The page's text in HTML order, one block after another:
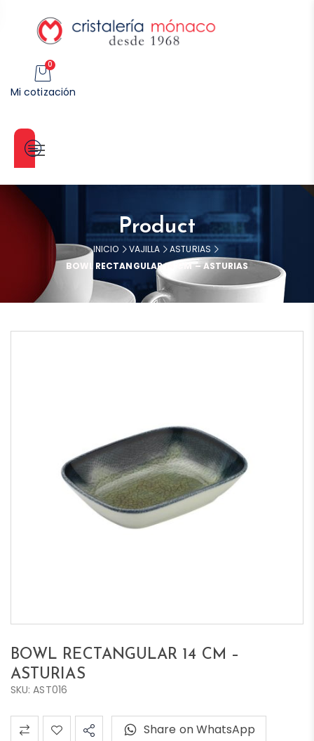
0
Mi cotización
Categorías
Product
INICIO VAJILLA
ASTURIAS
BOWL RECTANGULAR 14 CM – ASTURIAS
BOWL RECTANGULAR 14 CM –
ASTURIAS
SKU: AST016
Share on WhatsApp